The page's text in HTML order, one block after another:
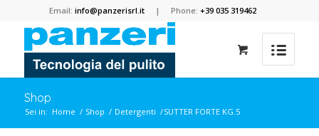
Email:info@panzerisrl.it | Phone:+39 035 319462
Shop
Sei in: Home / Shop / Detergenti /SUTTER FORTE KG.5